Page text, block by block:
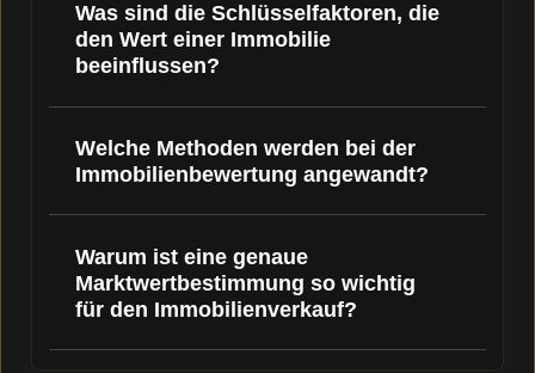
Was sind die Schlüsselfaktoren, die
den Wert einer Immobilie
beeinflussen?
Welche Methoden werden bei der
Immobilienbewertung angewandt?
Warum ist eine genaue
Marktwertbestimmung so wichtig
für den Immobilienverkauf?